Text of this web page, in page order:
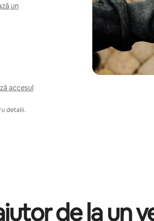
un
accesul
detalii.
de la un